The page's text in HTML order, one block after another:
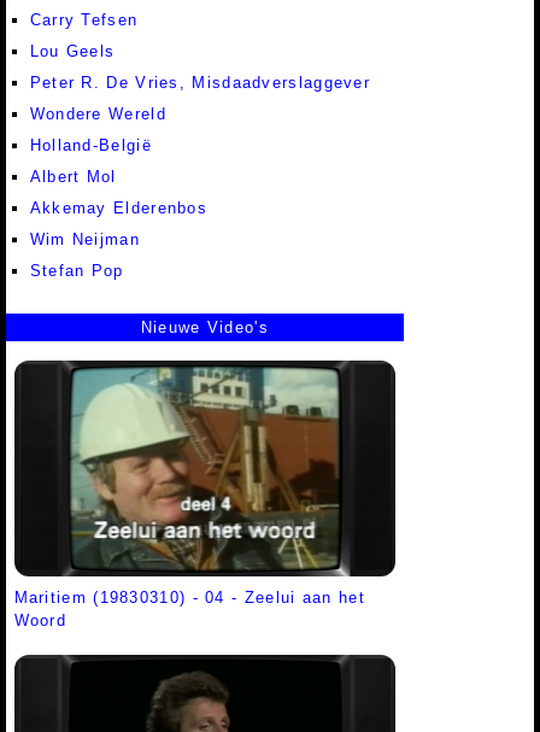
Carry Tefsen
Lou Geels
Peter R. De Vries, Misdaadverslaggever
Wondere Wereld
Holland-België
Albert Mol
Akkemay Elderenbos
Wim Neijman
Stefan Pop
Nieuwe Video's
Maritiem (19830310) - 04 - Zeelui aan het
Woord